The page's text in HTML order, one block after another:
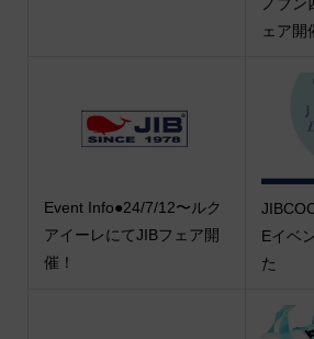
ェア開
Event Info●24/7/12〜ルク
アイーレにてJIBフェア開
催！
Eイベ
た